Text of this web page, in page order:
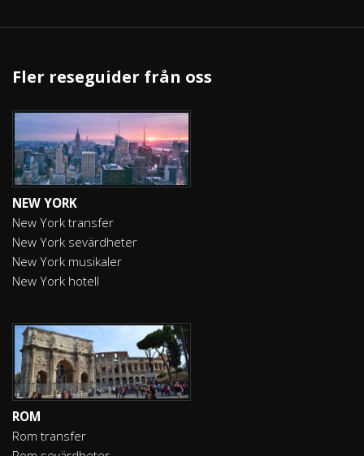
Fler reseguider från oss
NEW YORK
New York transfer
New York sevärdheter
New York musikaler
New York hotell
ROM
Rom transfer